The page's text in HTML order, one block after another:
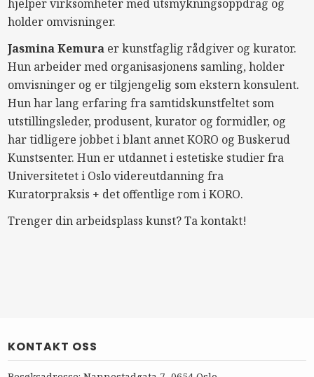
hjelper virksomheter med utsmykningsoppdrag og
holder omvisninger.
Jasmina Kemura er kunstfaglig rådgiver og kurator.
Hun arbeider med organisasjonens samling, holder
omvisninger og er tilgjengelig som ekstern konsulent.
Hun har lang erfaring fra samtidskunstfeltet som
utstillingsleder, produsent, kurator og formidler, og
har tidligere jobbet i blant annetKORO og Buskerud
Kunstsenter. Hun er utdannet i estetiske studier fra
Universitetet i Oslo videreutdanning fra
Kuratorpraksis + det offentlige rom iKORO.
Trenger din arbeidsplass kunst? Ta kontakt!
KONTAKT OSS